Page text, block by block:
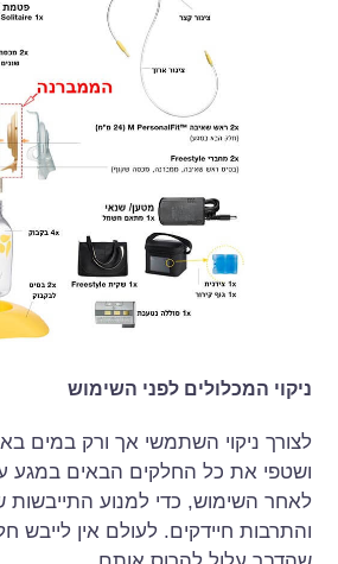
ניקוי המכלולים לפני השימוש
לצורך ניקוי השתמשי אך ורק במים
ושטפי את כל החלקים הבאים במגע
לאחר השימוש, כדי למנוע
והתרבות חיידקים. לעולם אין לייבש